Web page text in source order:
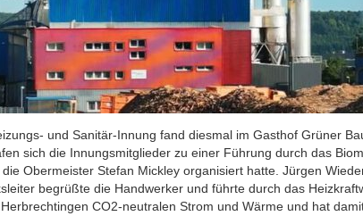
und Sanitär-Innung fand diesmal im Gasthof Grüner
sich die Innungsmitglieder zu einer Führung durch das
Obermeister Stefan Mickley organisiert hatte. Jürgen
begrüßte die Handwerker und führte durch das
CO2-neutralen Strom und Wärme und hat